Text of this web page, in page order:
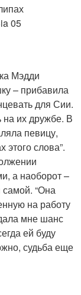
Мэдди
– прибавила
для Сии.
на их дружбе. В
певицу,
слова”.
а наоборот –
“Она
на работу
мне шанс
ей буду
судьба еще